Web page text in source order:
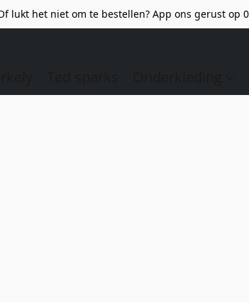
lukt het niet om te bestellen? App ons gerust op